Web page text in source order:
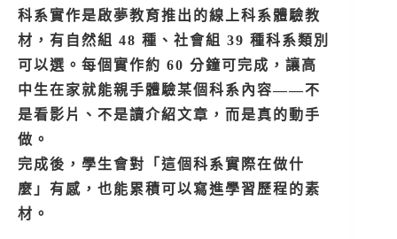
科系實作是啟夢教育推出的線上科系體驗教
材，有自然組 48 種、社會組 39 種科系類別
可以選。每個實作約 60 分鐘可完成，讓高
中生在家就能親手體驗某個科系內容——不
是看影片、不是讀介紹文章，而是真的動手
做。
完成後，學生會對「這個科系實際在做什
麼」有感，也能累積可以寫進學習歷程的素
材。